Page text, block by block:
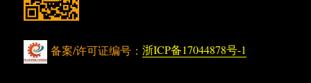
备案/许可证编号：浙ICP备17044878号-1